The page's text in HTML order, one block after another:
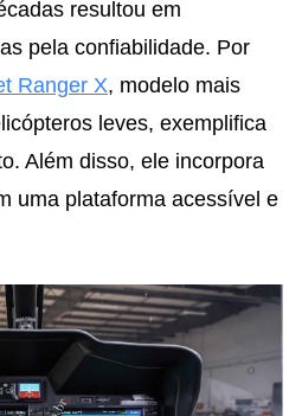
resultou em
pela confiabilidade. Por
Ranger X, modelo mais
leves, exemplifica
Além disso, ele incorpora
uma plataforma acessível e